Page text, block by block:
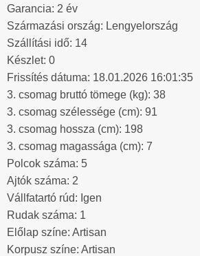
Garancia: 2 év
Származási ország: Lengyelország
Szállítási idő: 14
Készlet: 0
Frissítés dátuma: 18.01.2026 16:01:35
3. csomag bruttó tömege (kg): 38
3. csomag szélessége (cm): 91
3. csomag hossza (cm): 198
3. csomag magassága (cm): 7
Polcok száma: 5
Ajtók száma: 2
Vállfatartó rúd: Igen
Rudak száma: 1
Előlap színe: Artisan
Korpusz színe: Artisan